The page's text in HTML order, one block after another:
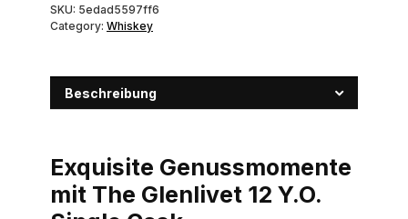
SKU: 5edad5597ff6
Category: Whiskey
Beschreibung
Exquisite Genussmomente
mit The Glenlivet 12 Y.O.